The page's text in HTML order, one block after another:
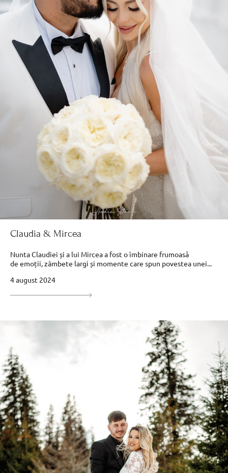
Claudia & Mircea
Nunta Claudiei și a lui Mircea a fost o îmbinare frumoasă
de emoții, zâmbete largi și momente care spun povestea unei...
4 august 2024